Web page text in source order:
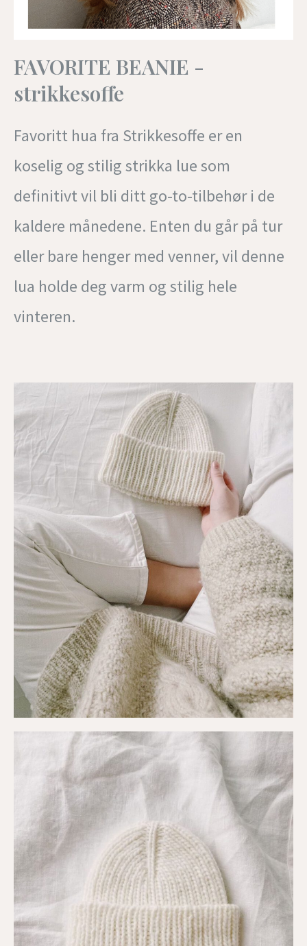
FAVORITE BEANIE -
strikkesoffe
Favoritt hua fra Strikkesoffe er en
koselig og stilig strikka lue som
definitivt vil bli ditt go-to-tilbehør i de
kaldere månedene. Enten du går på tur
eller bare henger med venner, vil denne
lua holde deg varm og stilig hele
vinteren.